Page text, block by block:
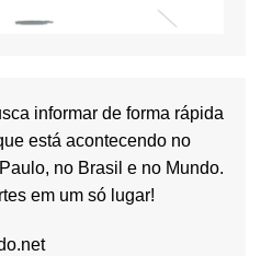
informar de forma rápida
está acontecendo no
no Brasil e no Mundo.
em um só lugar!